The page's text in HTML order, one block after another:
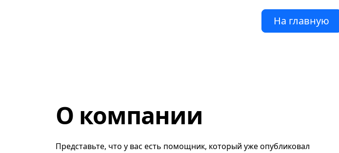
На главную
О компании
Представьте, что у вас есть помощник, который уже опубликовал